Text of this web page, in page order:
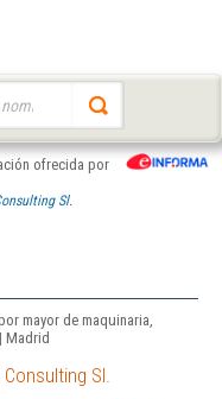
ofrecida por
Sl.
mayor de maquinaria,
Madrid
Sl.